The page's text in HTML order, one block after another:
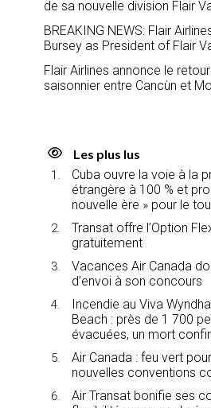
de sa nouvelle division Flair
BREAKING NEWS: Flair
Bursey as President of Flair
Flair Airlines annonce le
saisonnier entre Cancùn et
Les plus lus
Cuba ouvre la voie à la
étrangère à 100 % et
nouvelle ère » pour le
Transat offre l’Option
gratuitement
Vacances Air Canada
d’envoi à son concours
Incendie au Viva
Beach : près de 1 700
évacuées, un mort
Air Canada : feu vert
nouvelles conventions
Air Transat bonifie ses